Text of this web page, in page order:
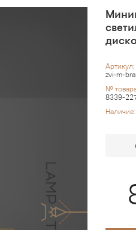
Артикул:
zvi-m-
№
8339-
Наличие: